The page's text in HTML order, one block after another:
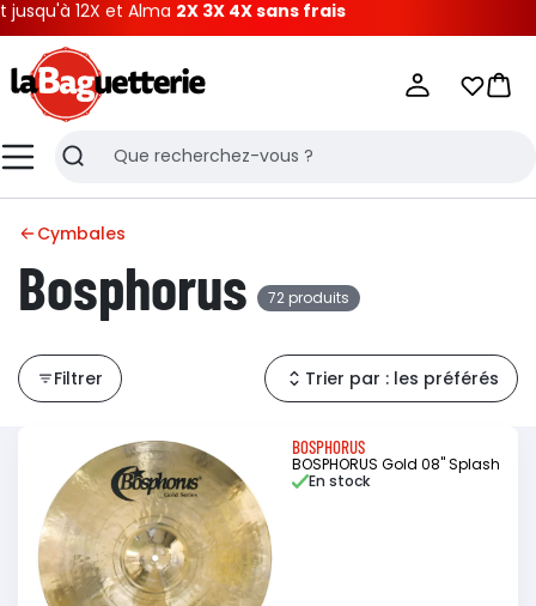
Alma2X 3X 4X sans frais
MenuRecherche
Mes
Cymbales
Bosphorus 72 produits
Filtrer Trier par : les préférés
BOSPHORUS
BOSPHORUS Gold 08" Splash
En stock